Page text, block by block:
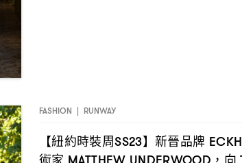
FASHION | RUNWAY
【紐約時裝周SS23】新晉品牌